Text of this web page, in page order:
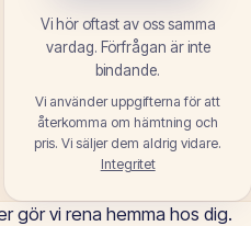
Vi hör oftast av oss samma
vardag. Förfrågan är inte
bindande.
Vi använder uppgifterna för att
återkomma om hämtning och
pris. Vi säljer dem aldrig vidare.
Integritet
gör vi rena hemma hos dig.